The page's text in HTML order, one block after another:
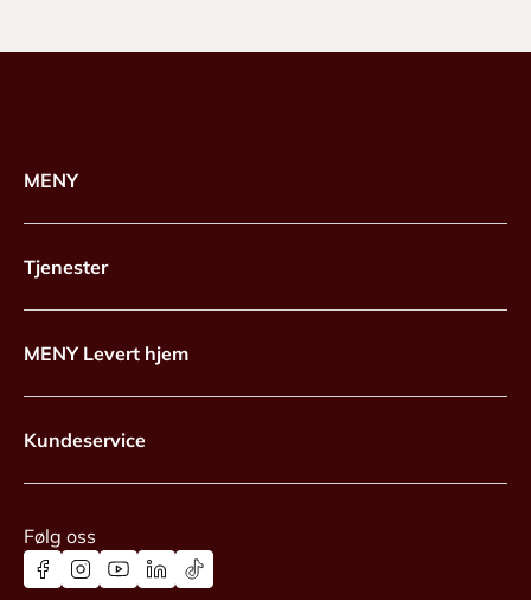
MENY
Tjenester
MENY Levert hjem
Kundeservice
Følg oss